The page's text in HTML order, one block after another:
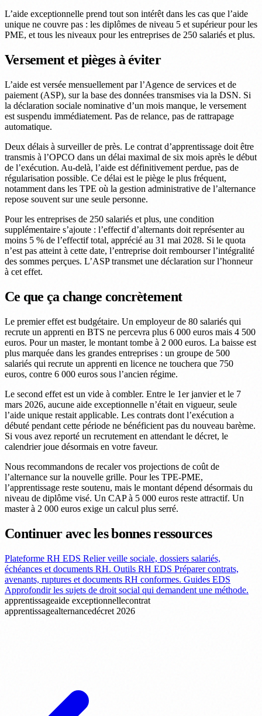
L’aide exceptionnelle prend tout son intérêt dans les cas que l’aide
unique ne couvre pas : les diplômes de niveau 5 et supérieur pour les
PME, et tous les niveaux pour les entreprises de 250 salariés et plus.
Versement et pièges à éviter
L’aide est versée mensuellement par l’Agence de services et de
paiement (ASP), sur la base des données transmises via la DSN. Si
la déclaration sociale nominative d’un mois manque, le versement
est suspendu immédiatement. Pas de relance, pas de rattrapage
automatique.
Deux délais à surveiller de près. Le contrat d’apprentissage doit être
transmis à l’OPCO dans un délai maximal de six mois après le début
de l’exécution. Au-delà, l’aide est définitivement perdue, pas de
régularisation possible. Ce délai est le piège le plus fréquent,
notamment dans les TPE où la gestion administrative de l’alternance
repose souvent sur une seule personne.
Pour les entreprises de 250 salariés et plus, une condition
supplémentaire s’ajoute : l’effectif d’alternants doit représenter au
moins 5 % de l’effectif total, apprécié au 31 mai 2028. Si le quota
n’est pas atteint à cette date, l’entreprise doit rembourser l’intégralité
des sommes perçues. L’ASP transmet une déclaration sur l’honneur
à cet effet.
Ce que ça change concrètement
Le premier effet est budgétaire. Un employeur de 80 salariés qui
recrute un apprenti en BTS ne percevra plus 6 000 euros mais 4 500
euros. Pour un master, le montant tombe à 2 000 euros. La baisse est
plus marquée dans les grandes entreprises : un groupe de 500
salariés qui recrute un apprenti en licence ne touchera que 750
euros, contre 6 000 euros sous l’ancien régime.
Le second effet est un vide à combler. Entre le 1er janvier et le 7
mars 2026, aucune aide exceptionnelle n’était en vigueur, seule
l’aide unique restait applicable. Les contrats dont l’exécution a
débuté pendant cette période ne bénéficient pas du nouveau barème.
Si vous avez reporté un recrutement en attendant le décret, le
calendrier joue désormais en votre faveur.
Nous recommandons de recaler vos projections de coût de
l’alternance sur la nouvelle grille. Pour les TPE-PME,
l’apprentissage reste soutenu, mais le montant dépend désormais du
niveau de diplôme visé. Un CAP à 5 000 euros reste attractif. Un
master à 2 000 euros exige un calcul plus serré.
Continuer avec les bonnes ressources
Plateforme RH EDS Relier veille sociale, dossiers salariés,
échéances et documents RH. Outils RH EDS Préparer contrats,
avenants, ruptures et documents RH conformes. Guides EDS
Approfondir les sujets de droit social qui demandent une méthode.
apprentissageaide exceptionnellecontrat
apprentissagealternancedécret 2026